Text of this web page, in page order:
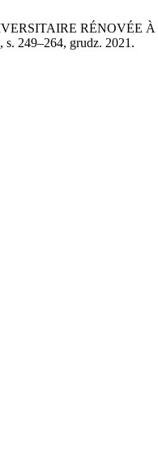
RÉNOVÉE
s. 249–264, grudz. 2021.